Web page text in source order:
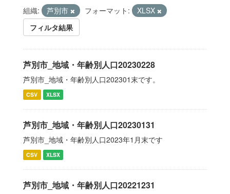
組織: 芦別市 フォーマット:
XLSX
フィルタ結果
芦別市_地域・年齢別人口20230228
芦別市_地域・年齢別人口202301末です。
CSV XLSX
芦別市_地域・年齢別人口20230131
芦別市_地域・年齢別人口2023年1月末です
CSV XLSX
芦別市_地域・年齢別人口20221231